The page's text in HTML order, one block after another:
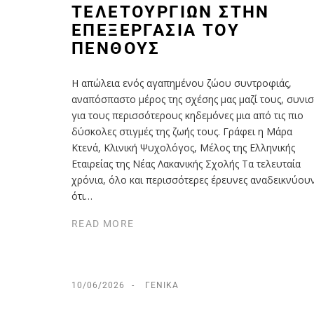
ΤΕΛΕΤΟΥΡΓΙΏΝ ΣΤΗΝ
ΕΠΕΞΕΡΓΑΣΊΑ ΤΟΥ
ΠΈΝΘΟΥΣ
Η απώλεια ενός αγαπημένου ζώου συντροφιάς,
αναπόσπαστο μέρος της σχέσης μας μαζί τους,
για τους περισσότερους κηδεμόνες μια από τις πιο
δύσκολες στιγμές της ζωής τους. Γράφει η Μάρα
Κτενά, Κλινική Ψυχολόγος, Μέλος της Ελληνικής
Εταιρείας της Νέας Λακανικής Σχολής Τα τελευταία
χρόνια, όλο και περισσότερες έρευνες
ότι…
READ MORE
10/06/2026 ΓΕΝΙΚΆ